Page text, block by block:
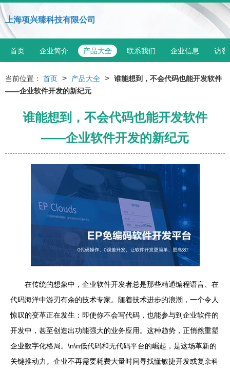
上海项兴臻科技有限公司
首页 企业简介 产品大全 联系我们 企业信息 访客
当前位置： 首页 > 产品大全 > 谁能想到，不会代码也能开发软件
——企业软件开发的新纪元
谁能想到，不会代码也能开发软件
——企业软件开发的新纪元
在传统的想象中，企业软件开发者总是那些精通编程语言、在
代码海洋中游刃有余的技术专家。随着技术进步的浪潮，一个令人
惊叹的变革正在发生：即使你不会写代码，也能参与到企业软件的
开发中，甚至创造出功能强大的业务应用。这种趋势，正悄然重塑
企业数字化格局。\n\n低代码和无代码平台的崛起，是这场革新的
关键推动力。企业不再需要耗费大量时间寻找懂敏捷开发或复杂科